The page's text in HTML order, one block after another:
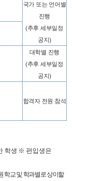
국가 또는 언어별
진행
(추후 세부일정
공지)
대학별 진행
(추후 세부일정
공지)
합격자 전원 참석
학생 ※ 편입생은
학교 및 학과별로 상이할